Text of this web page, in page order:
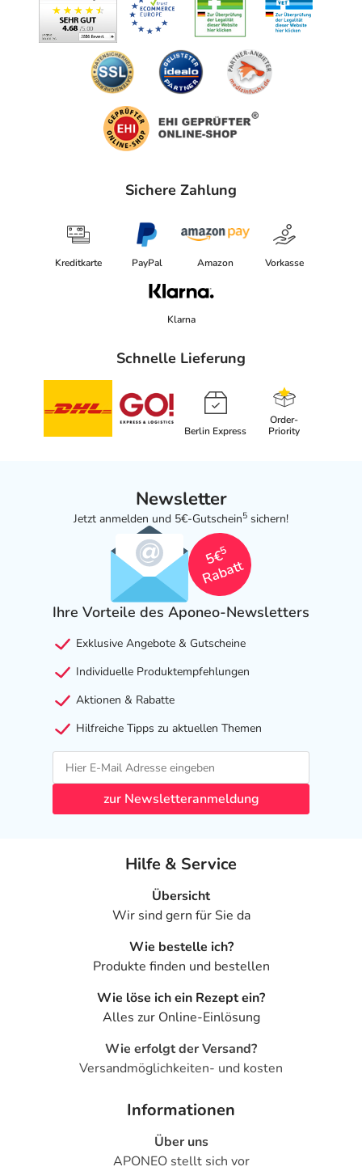
Sichere Zahlung
Kreditkarte PayPal Amazon Vorkasse
Klarna
Schnelle Lieferung
Berlin Express
Order-
Priority
Newsletter
Jetzt anmelden und 5€-Gutschein5 sichern!
5€
5
Rabatt
Ihre Vorteile des Aponeo-Newsletters
Exklusive Angebote & Gutscheine
Individuelle Produktempfehlungen
Aktionen & Rabatte
Hilfreiche Tipps zu aktuellen Themen
zur Newsletteranmeldung
Hilfe & Service
Übersicht
Wir sind gern für Sie da
Wie bestelle ich?
Produkte finden und bestellen
Wie löse ich ein Rezept ein?
Alles zur Online-Einlösung
Wie erfolgt der Versand?
Versandmöglichkeiten- und kosten
Informationen
Über uns
APONEO stellt sich vor